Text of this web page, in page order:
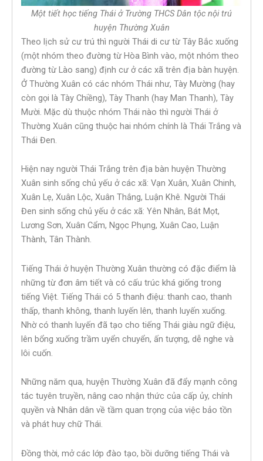
Một tiết học tiếng Thái ở Trường THCS Dân tộc nội trú
huyện Thường Xuân
Theo lịch sử cư trú thì người Thái di cư từ Tây Bắc xuống
(một nhóm theo đường từ Hòa Bình vào, một nhóm theo
đường từ Lào sang) định cư ở các xã trên địa bàn huyện.
Ở Thường Xuân có các nhóm Thái như, Tày Mường (hay
còn gọi là Tày Chiềng), Tày Thanh (hay Man Thanh), Tày
Mười. Mặc dù thuộc nhóm Thái nào thì người Thái ở
Thường Xuân cũng thuộc hai nhóm chính là Thái Trắng và
Thái Đen.
Hiện nay người Thái Trắng trên địa bàn huyện Thường
Xuân sinh sống chủ yếu ở các xã: Vạn Xuân, Xuân Chinh,
Xuân Lẹ, Xuân Lộc, Xuân Thắng, Luận Khê. Người Thái
Đen sinh sống chủ yếu ở các xã: Yên Nhân, Bát Mọt,
Lương Sơn, Xuân Cẩm, Ngọc Phụng, Xuân Cao, Luận
Thành, Tân Thành.
Tiếng Thái ở huyện Thường Xuân thường có đặc điểm là
những từ đơn âm tiết và có cấu trúc khá giống trong
tiếng Việt. Tiếng Thái có 5 thanh điệu: thanh cao, thanh
thấp, thanh không, thanh luyến lên, thanh luyến xuống.
Nhờ có thanh luyến đã tạo cho tiếng Thái giàu ngữ điệu,
lên bổng xuống trầm uyển chuyển, ấn tượng, dễ nghe và
lôi cuốn.
Những năm qua, huyện Thường Xuân đã đẩy mạnh công
tác tuyên truyền, nâng cao nhận thức của cấp ủy, chính
quyền và Nhân dân về tầm quan trọng của việc bảo tồn
và phát huy chữ Thái.
Đồng thời, mở các lớp đào tạo, bồi dưỡng tiếng Thái và